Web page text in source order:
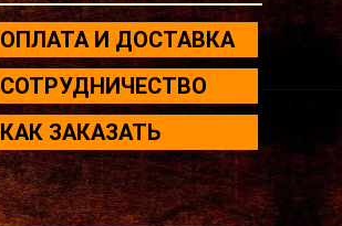
ОПЛАТА И ДОСТАВКА
СОТРУДНИЧЕСТВО
КАК ЗАКАЗАТЬ